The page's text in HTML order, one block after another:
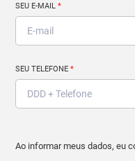
SEU E-MAIL*
SEU TELEFONE*
Ao informar meus dados, eu